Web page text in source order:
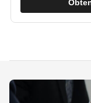
A1-R avec
Câble
Carte de bornes
connexion